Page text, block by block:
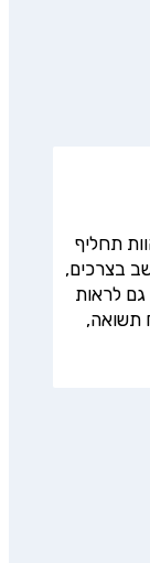
תחליף
בצרכים,
גם לראות
תשואה,